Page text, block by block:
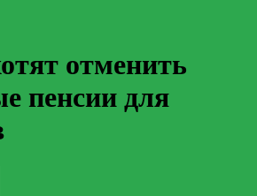
отменить
пенсии для